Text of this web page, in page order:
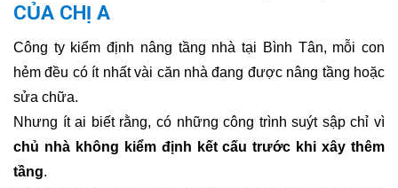
CỦA CHỊ A
Công ty kiểm định nâng tầng nhà tại Bình Tân, mỗi con
hẻm đều có ít nhất vài căn nhà đang được nâng tầng hoặc
sửa chữa.
Nhưng ít ai biết rằng, có những công trình suýt sập chỉ vì
chủ nhà không kiểm định kết cấu trước khi xây thêm
tầng.